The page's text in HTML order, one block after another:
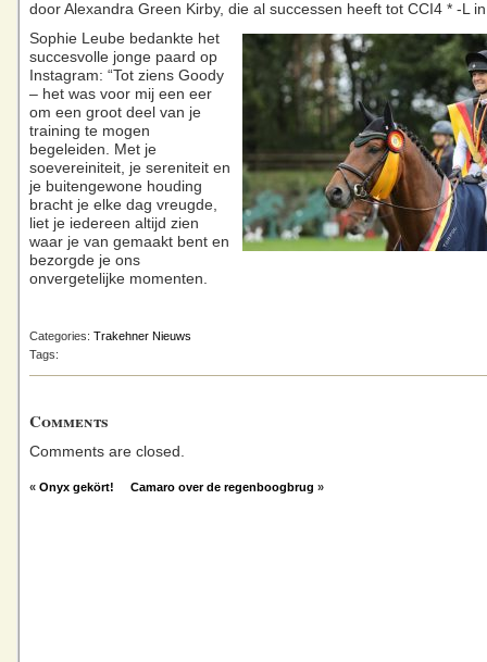
door Alexandra Green Kirby, die al successen heeft tot CCI4 * -L
Sophie Leube bedankte het
succesvolle jonge paard op
Instagram: “Tot ziens Goody
– het was voor mij een eer
om een ​​groot deel van je
training te mogen
begeleiden. Met je
soevereiniteit, je sereniteit en
je buitengewone houding
bracht je elke dag vreugde,
liet je iedereen altijd zien
waar je van gemaakt bent en
bezorgde je ons
onvergetelijke momenten.
Categories: Trakehner Nieuws
Tags:
Comments
Comments are closed.
« Onyx gekört! Camaro over de regenboogbrug »